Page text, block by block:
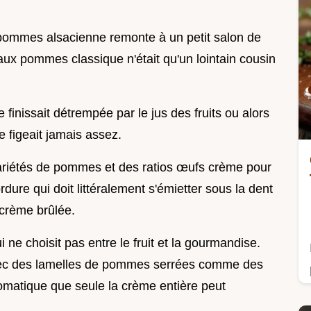
alsacienne remonte à un petit salon de
pommes classique n'était qu'un lointain cousin
finissait détrempée par le jus des fruits ou alors
figeait jamais assez.
de pommes et des ratios œufs crème pour
qui doit littéralement s'émietter sous la dent
brûlée.
ne choisit pas entre le fruit et la gourmandise.
des lamelles de pommes serrées comme des
que seule la crème entière peut